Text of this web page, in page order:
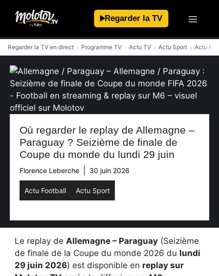
Regarder la TV
Regarder la TV en direct Programme TV Actu TV Actu Sport Actu
Où regarder le replay de Allemagne –
Paraguay ? Seizième de finale de
Coupe du monde du lundi 29 juin
Florence Leberche 30 juin 2026
Actu Football Actu Sport
Le replay de Allemagne – Paraguay (Seizième
de finale de la Coupe du monde 2026 du lundi
29 juin 2026) est disponible en replay sur